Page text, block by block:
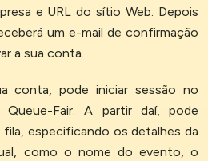
e URL do sítio Web. Depois
um e-mail de confirmação
a sua conta.
conta, pode iniciar sessão no
Fair. A partir daí, pode
fila, especificando os detalhes da
como o nome do evento, o